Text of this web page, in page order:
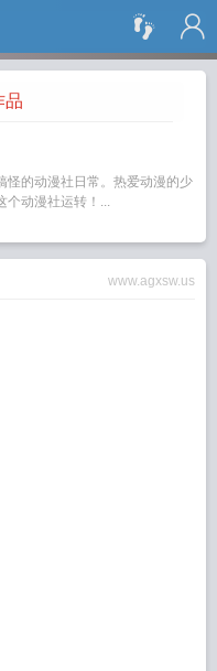
搜 索
品
怪的动漫社日常。热爱动漫的少
个动漫社运转！...
www.agxsw.us